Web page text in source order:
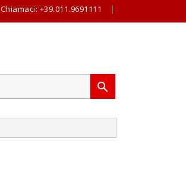
Chiamaci: +39.011.9691111 |
